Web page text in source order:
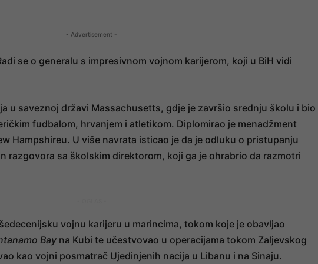
- Advertisement -
se o generalu s impresivnom vojnom karijerom, koji u BiH vidi
u saveznoj državi Massachusetts, gdje je završio srednju školu i bio
fudbalom, hrvanjem i atletikom. Diplomirao je menadžment
Hampshireu. U više navrata isticao je da je odluku o pristupanju
razgovora sa školskim direktorom, koji ga je ohrabrio da razmotri
vojnu karijeru u marincima, tokom koje je obavljao
Bay na Kubi te učestvovao u operacijama tokom Zaljevskog
kao vojni posmatrač Ujedinjenih nacija u Libanu i na Sinaju.